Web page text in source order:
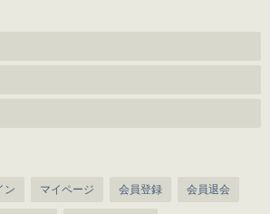
ン マイページ 会員登録 会員退会